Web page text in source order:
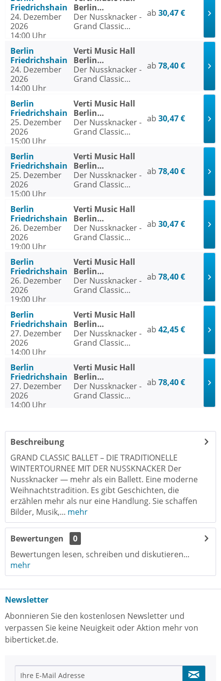
Friedrichshain
24. Dezember
2026
14:00 Uhr
Berlin
Friedrichshain
Der Nussknacker -
Grand Classic
traditionelle
Wintertournee
ab 30,47 €
Berlin
Friedrichshain
24. Dezember
2026
14:00 Uhr
Verti Music Hall
Berlin
Friedrichshain
Der Nussknacker -
Grand Classic
traditionelle
Wintertournee
ab 78,40 €
Berlin
Friedrichshain
25. Dezember
2026
15:00 Uhr
Verti Music Hall
Berlin
Friedrichshain
Der Nussknacker -
Grand Classic
traditionelle
Wintertournee
ab 30,47 €
Berlin
Friedrichshain
25. Dezember
2026
15:00 Uhr
Verti Music Hall
Berlin
Friedrichshain
Der Nussknacker -
Grand Classic
traditionelle
Wintertournee
ab 78,40 €
Berlin
Friedrichshain
26. Dezember
2026
19:00 Uhr
Verti Music Hall
Berlin
Friedrichshain
Der Nussknacker -
Grand Classic
traditionelle
Wintertournee
ab 30,47 €
Berlin
Friedrichshain
26. Dezember
2026
19:00 Uhr
Verti Music Hall
Berlin
Friedrichshain
Der Nussknacker -
Grand Classic
traditionelle
Wintertournee
ab 78,40 €
Berlin
Friedrichshain
27. Dezember
2026
14:00 Uhr
Verti Music Hall
Berlin
Friedrichshain
Der Nussknacker -
Grand Classic
traditionelle
Wintertournee
ab 42,45 €
Berlin
Friedrichshain
27. Dezember
2026
14:00 Uhr
Verti Music Hall
Berlin
Friedrichshain
Der Nussknacker -
Grand Classic
ab 78,40 €
Beschreibung
GRAND CLASSIC BALLET – DIE TRADITIONELLE
WINTERTOURNEE MIT DER NUSSKNACKER Der
Nussknacker — mehr als ein Ballett. Eine moderne
Weihnachtstradition. Es gibt Geschichten, die
erzählen mehr als nur eine Handlung. Sie schaffen
Bilder, Musik,... mehr
Bewertungen
0
Bewertungen lesen, schreiben und diskutieren...
mehr
Newsletter
Abonnieren Sie den kostenlosen Newsletter und
verpassen Sie keine Neuigkeit oder Aktion mehr von
biberticket.de.